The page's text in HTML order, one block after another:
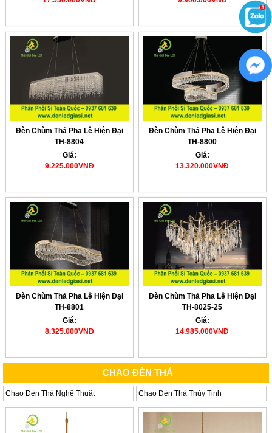
Đèn Chùm Thả Pha Lê Hiện Đại
TH-8804
Giá:
9.225.000VNĐ
Đèn Chùm Thả Pha Lê Hiện Đại
TH-8800
Giá:
13.320.000VNĐ
Đèn Chùm Thả Pha Lê Hiện Đại
TH-8801
Giá:
8.325.000VNĐ
Đèn Chùm Thả Pha Lê Hiện Đại
TH-8025-25
Giá:
14.985.000VNĐ
CHAO ĐÈN THẢ
Chao Đèn Thả Nghệ Thuật Chao Đèn Thả Thủy Tinh